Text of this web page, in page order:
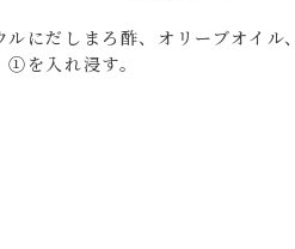
ルにだしまろ酢、オリーブオイル
①を入れ浸す。